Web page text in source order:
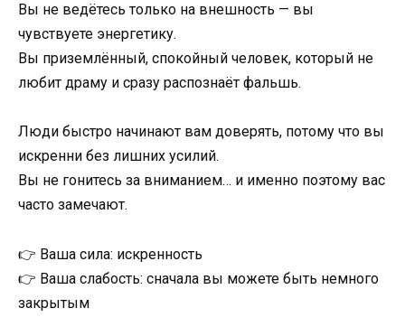
Вы не ведётесь только на внешность — вы
чувствуете энергетику.
Вы приземлённый, спокойный человек, который не
любит драму и сразу распознаёт фальшь.
Люди быстро начинают вам доверять, потому что вы
искренни без лишних усилий.
Вы не гонитесь за вниманием… и именно поэтому вас
часто замечают.
👉 Ваша сила: искренность
👉 Ваша слабость: сначала вы можете быть немного
закрытым